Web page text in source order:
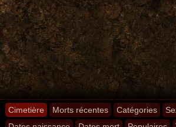
Cimetière Morts récentes Catégories